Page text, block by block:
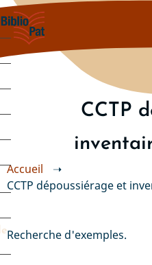
Aller
au
contenu
principal
CCTP
Accueil
➝
CCTP dépoussiérage et
Recherche d'exemples.